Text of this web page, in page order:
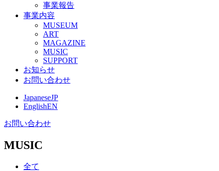
事業報告
事業内容
MUSEUM
ART
MAGAZINE
MUSIC
SUPPORT
お知らせ
お問い合わせ
JapaneseJP
EnglishEN
お問い合わせ
MUSIC
全て